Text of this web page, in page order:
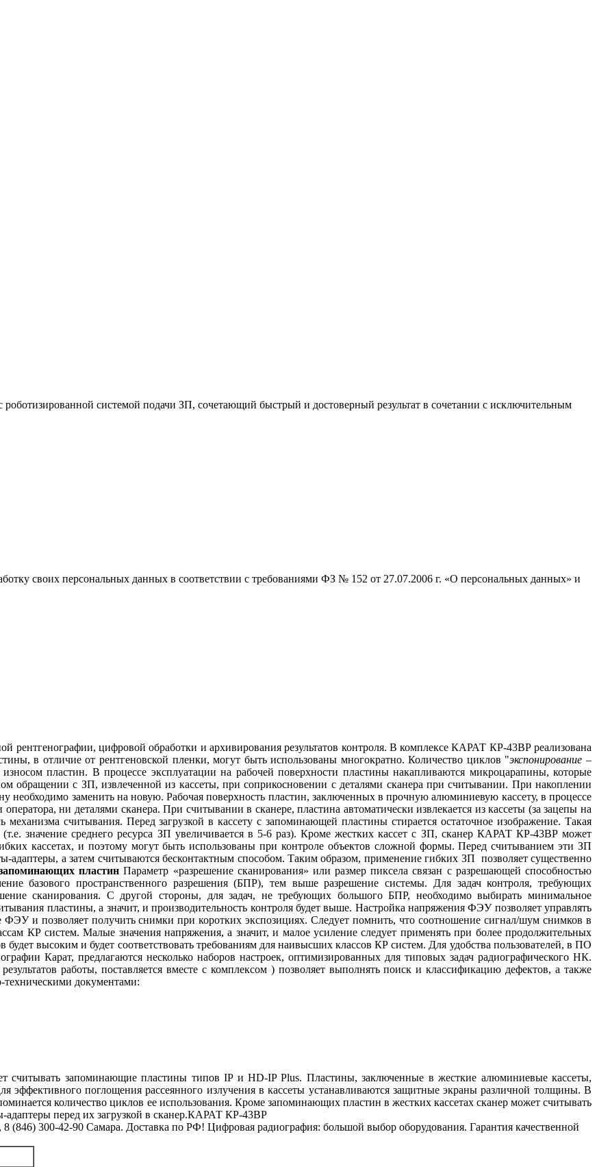
системой подачи ЗП, сочетающий быстрый и достоверный результат в сочетании с исключительным
своих персональных данных в соответствии с требованиями ФЗ № 152 от 27.07.2006 г. «О персональных данных» и
рентгенографии, цифровой обработки и архивирования результатов контроля. В комплексе КАРАТ КР-43ВР реализована
в отличие от рентгеновской пленки, могут быть использованы многократно. Количество циклов "экспонирование –
пластин. В процессе эксплуатации на рабочей поверхности пластины накапливаются микроцарапины, которые
обращении с ЗП, извлеченной из кассеты, при соприкосновении с деталями сканера при считывании. При накоплении
необходимо заменить на новую. Рабочая поверхность пластин, заключенных в прочную алюминиевую кассету, в процессе
ни деталями сканера. При считывании в сканере, пластина автоматически извлекается из кассеты (за зацепы на
считывания. Перед загрузкой в кассету с запоминающей пластины стирается остаточное изображение. Такая
(т.е. значение среднего ресурса ЗП увеличивается в 5-6 раз). Кроме жестких кассет с ЗП, сканер КАРАТ КР-43ВР может
кассетах, и поэтому могут быть использованы при контроле объектов сложной формы. Перед считыванием эти ЗП
адаптеры, а затем считываются бесконтактным способом. Таким образом, применение гибких ЗП позволяет существенно
пластин Параметр «разрешение сканирования» или размер пиксела связан с разрешающей способностью
базового пространственного разрешения (БПР), тем выше разрешение системы. Для задач контроля, требующих
сканирования. С другой стороны, для задач, не требующих большого БПР, необходимо выбирать минимальное
пластины, а значит, и производительность контроля будет выше. Настройка напряжения ФЭУ позволяет управлять
и позволяет получить снимки при коротких экспозициях. Следует помнить, что соотношение сигнал/шум снимков в
КР систем. Малые значения напряжения, а значит, и малое усиление следует применять при более продолжительных
высоким и будет соответствовать требованиям для наивысших классов КР систем. Для удобства пользователей, в ПО
Карат, предлагаются несколько наборов настроек, оптимизированных для типовых задач радиографического НК.
работы, поставляется вместе с комплексом ) позволяет выполнять поиск и классификацию дефектов, а также
документами:
запоминающие пластины типов IP и HD-IP Plus. Пластины, заключенные в жесткие алюминиевые кассеты,
эффективного поглощения рассеянного излучения в кассеты устанавливаются защитные экраны различной толщины. В
количество циклов ее использования. Кроме запоминающих пластин в жестких кассетах сканер может считывать
адаптеры перед их загрузкой в сканер.КАРАТ КР-43ВР
300-42-90 Самара. Доставка по РФ! Цифровая радиография: большой выбор оборудования. Гарантия качественной